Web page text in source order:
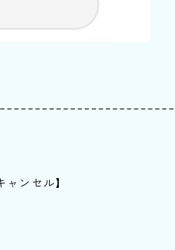
ンセル】